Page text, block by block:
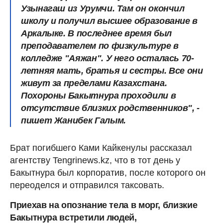
Узынагаш из Урумчи. Там он окончил
школу и получил высшее образование в
Аркалыке. В последнее время был
преподавателем по физкультуре в
колледже "Аяжан". У него осталась 70-
летняя мать, братья и сестры. Все они
живут за пределами Казахстана.
Похороны Бакытнура проходили в
отсутствие близких родственников", -
пишет Жанибек Галым.
Брат погибшего Ками Кайкенулы рассказал
агентству Tengrinews.kz, что в тот день у
Бакытнура был корпоратив, после которого он
переоделся и отправился таксовать.
Приехав на опознание тела в морг, близкие
Бакытнура встретили людей,